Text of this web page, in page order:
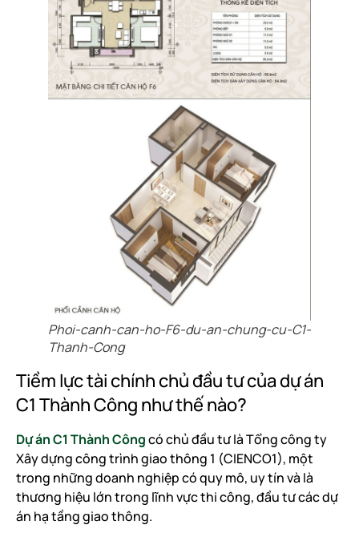
Phoi-canh-can-ho-F6-du-an-chung-cu-C1-
Thanh-Cong
Tiềm lực tài chính chủ đầu tư của dự án
C1 Thành Công như thế nào?
Dự án C1 Thành Côngcó chủ đầu tư là Tổng công ty
Xây dựng công trình giao thông 1 (CIENCO1), một
trong những doanh nghiệp có quy mô, uy tín và là
thương hiệu lớn trong lĩnh vực thi công, đầu tư các dự
án hạ tầng giao thông.